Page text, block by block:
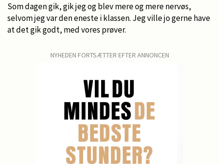
Som dagen gik, gik jeg og blev mere og mere nervøs,
selvom jeg var den eneste i klassen. Jeg ville jo gerne have
at det gik godt, med vores prøver.
NYHEDEN FORTSÆTTER EFTER ANNONCEN